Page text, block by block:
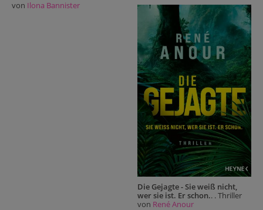
von Ilona Bannister
Die Gejagte - Sie weiß nicht,
wer sie ist. Er schon.. . Thriller
von René Anour